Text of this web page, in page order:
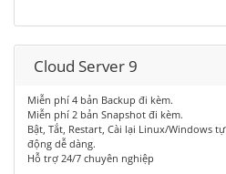
Cloud Server 9
Miễn phí 4 bản Backup đi kèm.
Miễn phí 2 bản Snapshot đi kèm.
Bật, Tắt, Restart, Cài lại Linux/Windows tự
động dễ dàng.
Hỗ trợ 24/7 chuyên nghiệp